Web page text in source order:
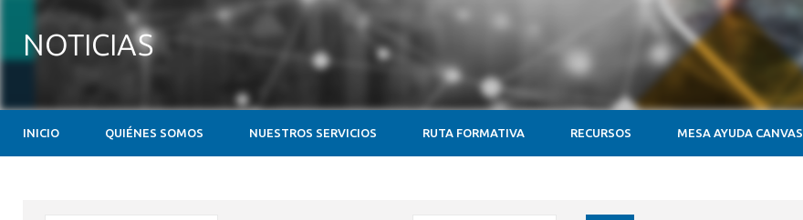
NOTICIAS
INICIO QUIÉNES SOMOS NUESTROS SERVICIOS RUTA FORMATIVA RECURSOS MESA AYUDA CANVAS